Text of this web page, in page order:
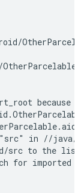
because
in //java/
src to the list
for imported